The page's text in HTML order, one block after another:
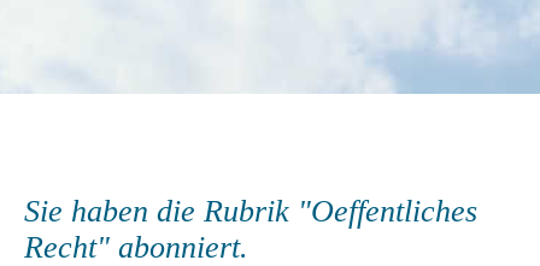
Sie haben die Rubrik "Oeffentliches
Recht" abonniert.